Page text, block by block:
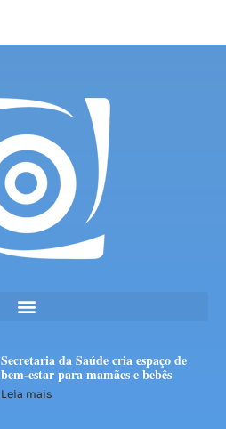
Secretaria da Saúde cria espaço de
bem-estar para mamães e bebês
Leia mais